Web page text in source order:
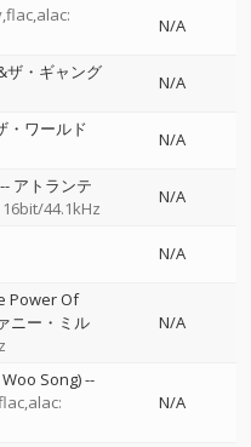
N/A
ザ・ギャング
N/A
・ワールド
N/A
-- アトランテ
44.1kHz
N/A
N/A
Power Of
ニー・ミル
N/A
Song)--
N/A